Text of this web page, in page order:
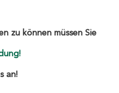
zu können müssen Sie
an!